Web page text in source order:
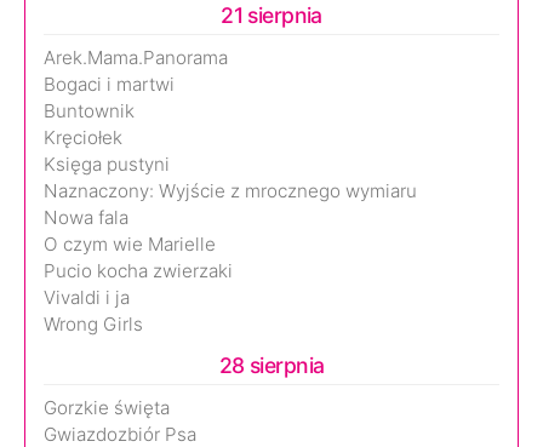
21 sierpnia
Arek.Mama.Panorama
Bogaci i martwi
Buntownik
Kręciołek
Księga pustyni
Naznaczony: Wyjście z mrocznego wymiaru
Nowa fala
O czym wie Marielle
Pucio kocha zwierzaki
Vivaldi i ja
Wrong Girls
28 sierpnia
Gorzkie święta
Gwiazdozbiór Psa